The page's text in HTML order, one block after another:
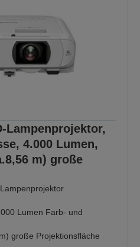
Lampenprojektor,
4.000 Lumen,
m) große
Lumen Farb- und
große Projektionsfläche